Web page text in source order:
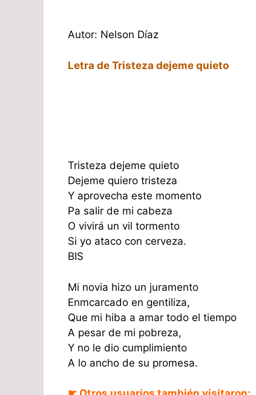
Autor: Nelson Díaz
Letra de Tristeza dejeme quieto
Tristeza dejeme quieto
Dejeme quiero tristeza
Y aprovecha este momento
Pa salir de mi cabeza
O vivirá un vil tormento
Si yo ataco con cerveza.
BIS
Mi novia hizo un juramento
Enmcarcado en gentiliza,
Que mi hiba a amar todo el tiempo
A pesar de mi pobreza,
Y no le dio cumplimiento
A lo ancho de su promesa.